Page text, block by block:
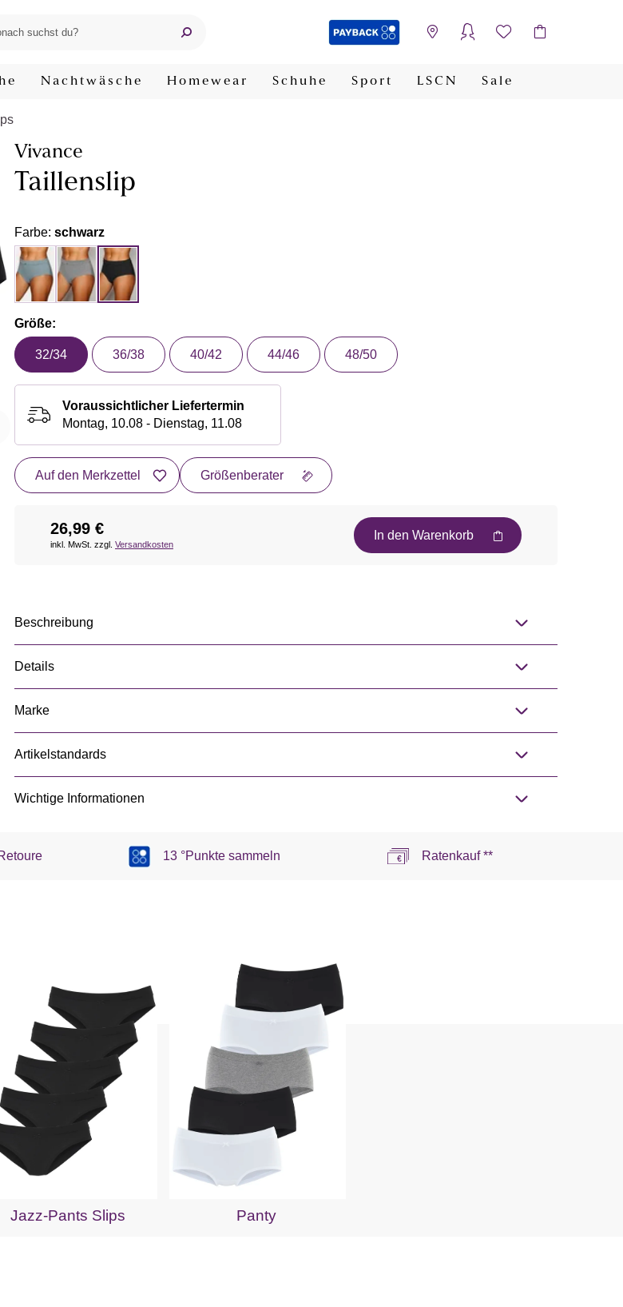
Nachtwäsche Homewear Schuhe Sport LSCN Sale
Vivance
Taillenslip
Farbe: schwarz
Größe:
32/34 36/38 40/42 44/46 48/50
Voraussichtlicher Liefertermin
Montag, 10.08 - Dienstag, 11.08
Auf den Merkzettel Größenberater
26,99 €
inkl. MwSt. zzgl. Versandkosten
In den Warenkorb
Beschreibung
Details
Marke
Artikelstandards
Wichtige Informationen
13 °Punkte sammeln Ratenkauf **
Jazz-Pants Slips Panty